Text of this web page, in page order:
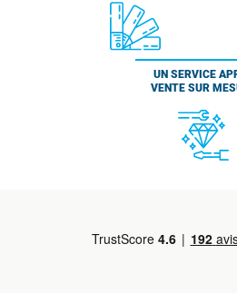
UN SERVICE
VENTE SUR